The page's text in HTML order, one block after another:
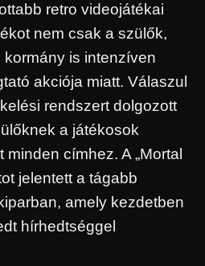
retro videojátékai
nem csak a szülők,
is intenzíven
akciója miatt. Válaszul
rendszert dolgozott
a játékosok
címhez. A „Mortal
jelentett a tágabb
amely kezdetben
hírhedtséggel